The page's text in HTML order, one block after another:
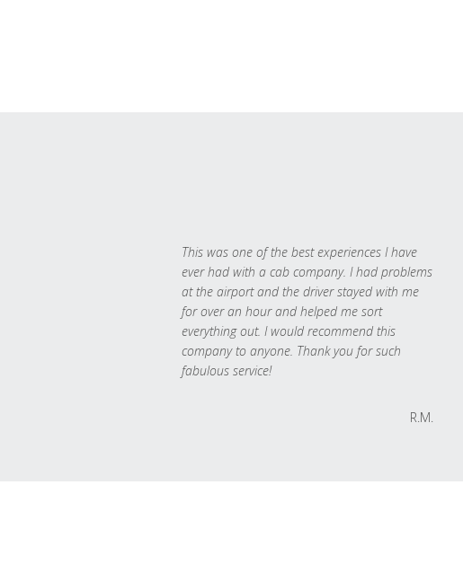
This was one of the best experiences I have
ever had with a cab company. I had problems
at the airport and the driver stayed with me
for over an hour and helped me sort
everything out. I would recommend this
company to anyone. Thank you for such
fabulous service!
R.M.